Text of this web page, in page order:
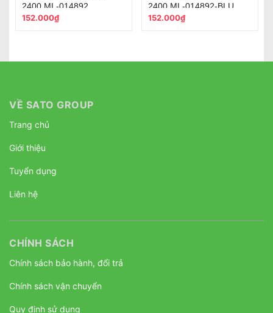
2400 ML-014892
152.000₫
2400 ML-014892-BLU
152.000₫
VỀ SATO GROUP
Trang chủ
Giới thiệu
Tuyển dụng
Liên hệ
CHÍNH SÁCH
Chính sách bảo hành, đổi trả
Chính sách vận chuyển
Quy định sử dụng